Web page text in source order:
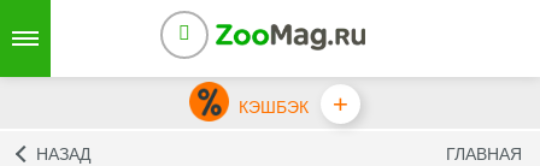
КЭШБЭК +
НАЗАД ГЛАВНАЯ